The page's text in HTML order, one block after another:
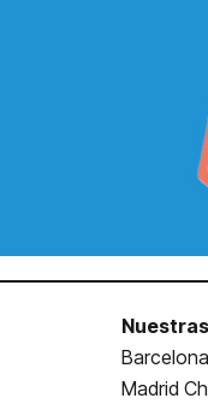
Barcelona
Madrid